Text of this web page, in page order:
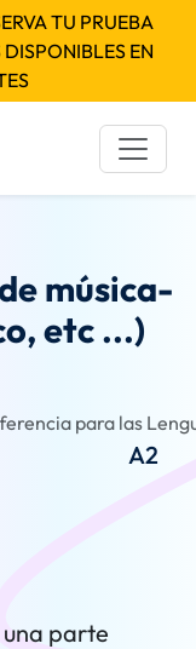
TU PRUEBA
DISPONIBLES EN
música-
etc ...)
para las
A2
una parte